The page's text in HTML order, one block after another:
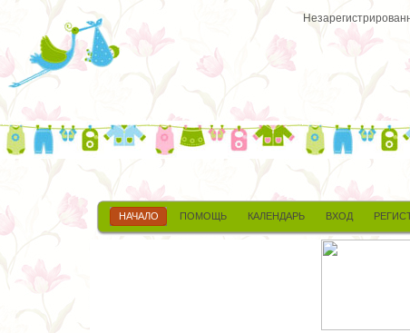
НАЧАЛО ПОМОЩЬ КАЛЕНДАРЬ ВХОД